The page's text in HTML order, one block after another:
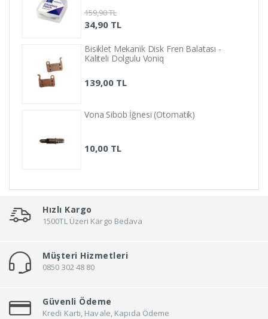
159,90 TL
34,90 TL
Bisiklet Mekanik Disk Fren Balatası -
Kaliteli Dolgulu Voniq
139,00 TL
Vona Sibob İğnesi (Otomatik)
10,00 TL
Hızlı Kargo
1500TL Üzeri Kargo Bedava
Müşteri Hizmetleri
0850 302 48 80
Güvenli Ödeme
Kredi Kartı, Havale, Kapıda Ödeme